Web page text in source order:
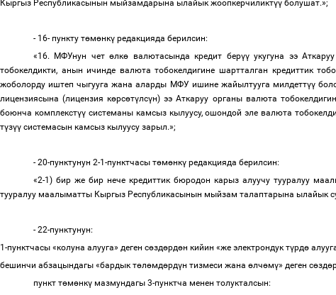
Кыргыз Республикасынын мыйзамдарына ылайык жоопкерчиликтүү болушат.»;
- 16- пункту төмөнкү редакцияда берилсин:
«16. МФУнун четөлкө валютасында кредит берүүукугуна ээ
тобокелдикти, анын ичинде валюта тобокелдигине шартталган кредиттик
жоболорду иштеп чыгууга жана аларды МФУ ишине жайылтууга милдеттүү
лицензиясына (лицензия көрсөтүлсүн) ээ Аткаруу органы валюта
боюнча комплекстүүсистеманы камсыз кылуусу, ошондой эле валюта
түзүү системасын камсыз кылуусу зарыл.»;
- 20-пунктунун 2-1-пунктчасы төмөнкү редакцияда берилсин:
«2-1) бир же бир нече кредиттик бюродон карыз алуучу тууралуу
тууралуу маалыматты Кыргыз Республикасынын мыйзам талаптарына ылайык
- 22-пунктунун:
1-пунктчасы «колуна алууга» деген сөздөрдөн кийин «же электрондук түрдө
бешинчи абзацындагы «бардык төлөмдөрдүн тизмеси жана өлчөмү» деген сөздө
пункт төмөнкү мазмундагы 3-пунктча менен толукталсын: